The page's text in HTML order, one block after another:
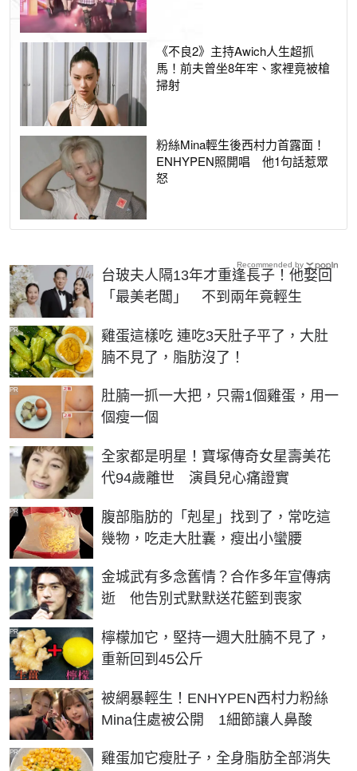
《不良2》主持Awich人生超抓
馬！前夫曾坐8年牢、家裡竟被槍
掃射
粉絲Mina輕生後西村力首露面！
ENHYPEN照開唱 他1句話惹眾
怒
台玻夫人隔13年才重逢長子！他娶回
「最美老闆」 不到兩年竟輕生
雞蛋這樣吃 連吃3天肚子平了，大肚
腩不見了，脂肪沒了！
PR
肚腩一抓一大把，只需1個雞蛋，用一
個瘦一個
PR
全家都是明星！寶塚傳奇女星壽美花
代94歲離世 演員兒心痛證實
腹部脂肪的「剋星」找到了，常吃這
幾物，吃走大肚囊，瘦出小蠻腰
PR
金城武有多念舊情？合作多年宣傳病
逝 他告別式默默送花籃到喪家
檸檬加它，堅持一週大肚腩不見了，
重新回到45公斤
PR
被網暴輕生！ENHYPEN西村力粉絲
Mina住處被公開 1細節讓人鼻酸
雞蛋加它瘦肚子，全身脂肪全部消失
PR
Recommended by